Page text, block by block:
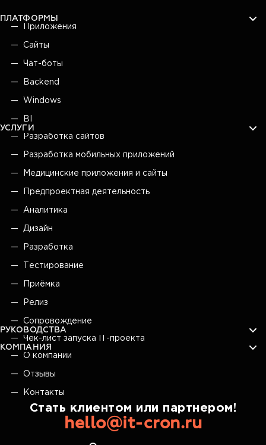
ПЛАТФОРМЫ
Приложения
Сайты
Чат-боты
Backend
Windows
BI
УСЛУГИ
Разработка сайтов
Разработка мобильных приложений
Медицинские приложения и сайты
Предпроектная деятельность
Аналитика
Дизайн
Разработка
Тестирование
Приёмка
Релиз
Сопровождение
РУКОВОДСТВА
Чек-лист запуска IT-проекта
КОМПАНИЯ
О компании
Отзывы
Контакты
Стать клиентом или партнером!
hello@it-cron.ru